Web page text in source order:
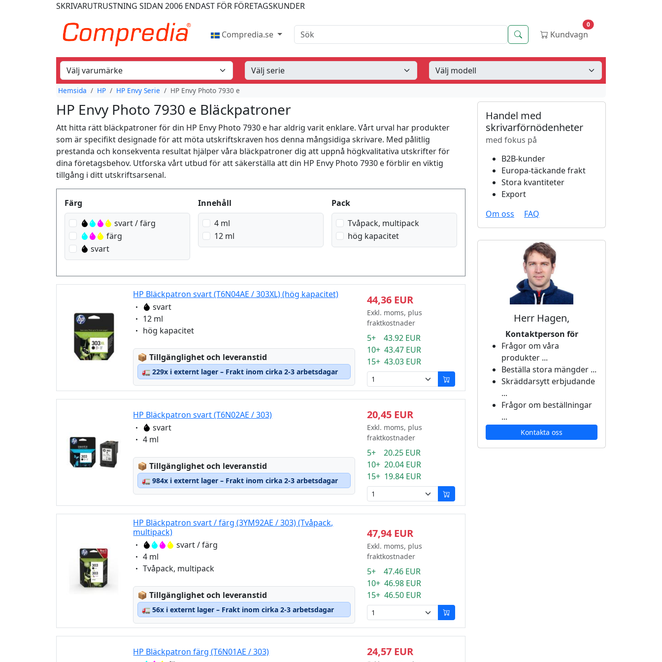
SKRIVARUTRUSTNING SIDAN 2006 ENDAST FÖR FÖRETAGSKUNDER
Compredia.se Sök Kundvagn
0
Hemsida HP HP Envy Serie HP Envy Photo 7930 e
HP Envy Photo 7930 e Bläckpatroner
Att hitta rätt bläckpatroner för din HP Envy Photo 7930 e har aldrig varit enklare. Vårt urval har produkter
som är specifikt designade för att möta utskriftskraven hos denna mångsidiga skrivare. Med pålitlig
prestanda och konsekventa resultat hjälper våra bläckpatroner dig att uppnå högkvalitativa utskrifter för
dina företagsbehov. Utforska vårt utbud för att säkerställa att din HP Envy Photo 7930 e förblir en viktig
tillgång i ditt utskriftsarsenal.
Produktfilter
Färg
svart / färg
färg
svart
Innehåll
4 ml
12 ml
Pack
Tvåpack, multipack
hög kapacitet
HP Bläckpatron svart (T6N04AE / 303XL) (hög kapacitet)
Eigenschaft:
svart
Eigenschaft:
12 ml
Eigenschaft:
hög kapacitet
📦Lagerstatus:
Tillgänglighet och leveranstid
🚛 229x i externt lager – Frakt inom cirka 2-3 arbetsdagar
44,36 EUR
Exkl. moms, plus
fraktkostnader
5+ 43.92 EUR
10+ 43.47 EUR
15+ 43.03 EUR
HP Bläckpatron svart (T6N02AE / 303)
Eigenschaft:
svart
Eigenschaft:
4 ml
📦Lagerstatus:
Tillgänglighet och leveranstid
🚛 984x i externt lager – Frakt inom cirka 2-3 arbetsdagar
20,45 EUR
Exkl. moms, plus
fraktkostnader
5+ 20.25 EUR
10+ 20.04 EUR
15+ 19.84 EUR
HP Bläckpatron svart / färg (3YM92AE / 303) (Tvåpack,
multipack)
Eigenschaft:svart / färg
Eigenschaft:
4 ml
Eigenschaft:
Tvåpack, multipack
📦Lagerstatus:
Tillgänglighet och leveranstid
🚛 56x i externt lager – Frakt inom cirka 2-3 arbetsdagar
47,94 EUR
Exkl. moms, plus
fraktkostnader
5+ 47.46 EUR
10+ 46.98 EUR
15+ 46.50 EUR
HP Bläckpatron färg (T6N01AE / 303)
24,57 EUR
Handel med
skrivarförnödenheter
med fokus på
B2B-kunder
Europa-täckande frakt
Stora kvantiteter
Export
Om oss
FAQ
Herr Hagen,
Kontaktperson för
Frågor om våra
produkter ...
Beställa stora mängder ...
Skräddarsytt erbjudande
...
Frågor om beställningar
...
Kontakta oss